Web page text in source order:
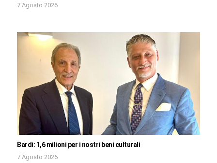
7 Agosto 2026
Bardi: 1,6 milioni per i nostri beni culturali
7 Agosto 2026